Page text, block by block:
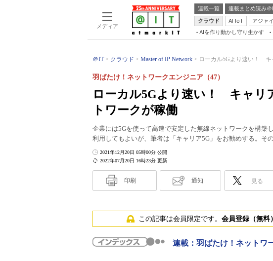
メディア
連載一覧 連載まとめ読み
クラウド
AI IoT アジャ
AIを作り動かし守り生かす
＠IT クラウド Master of IP Network ローカル5Gより速い！ キ
ローカル5Gより速い！ キャリ
トワークが稼働
羽ばたけ！ネットワークエンジニア（47）
企業には5Gを使って高速で安定した無線ネットワークを構築
利用してもよいが、筆者は「キャリア5G」をお勧めする。そ
2022年07月20日 16時23分 更新
2021年12月20日 05時00分 公開
印刷 通知 見る
この記事は会員限定です。 会員登録（無料）
連載：羽ばたけ！ネットワ